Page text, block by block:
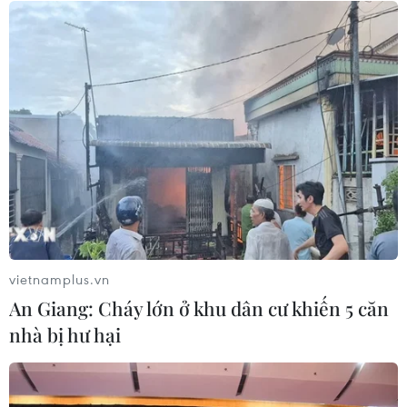
04/08/2026 13:20
Nhật Bản siết chặt điều kiện cấp tư
cách vĩnh trú
04/08/2026 07:44
6 tháng năm 2026, Trung Quốc kỷ
luật hơn 1.500 cán bộ kiểm tra, giám
sát
vietnamplus.vn
An Giang: Cháy lớn ở khu dân cư khiến 5 căn
nhà bị hư hại